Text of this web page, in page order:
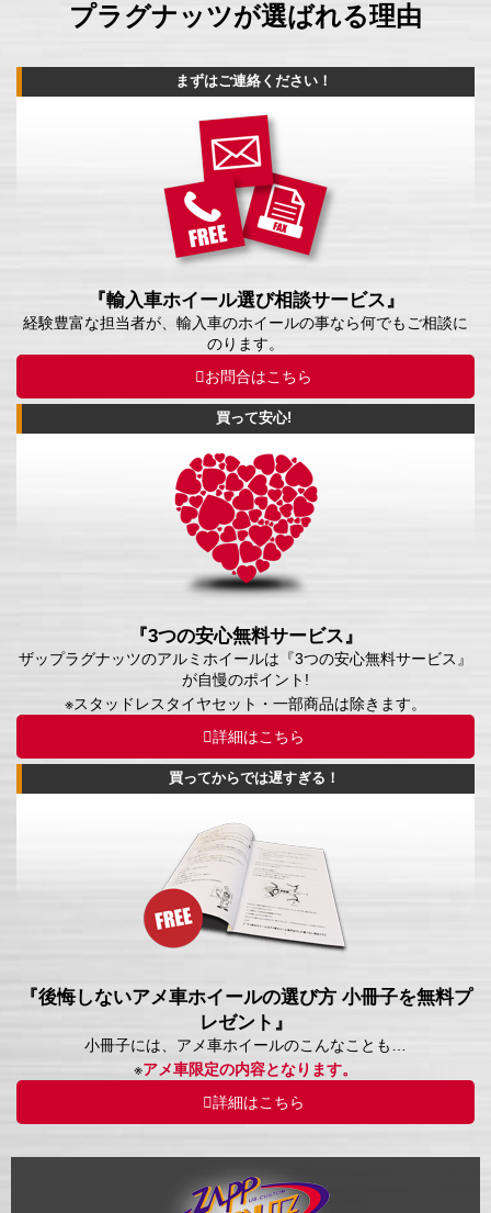
プラグナッツが選ばれる理由
まずはご連絡ください！
『輸入車ホイール選び相談サービス』
経験豊富な担当者が、輸入車のホイールの事なら何でもご相談に
のります。
お問合はこちら
買って安心!
『3つの安心無料サービス』
ザップラグナッツのアルミホイールは『3つの安心無料サービス』
が自慢のポイント!
※スタッドレスタイヤセット・一部商品は除きます。
詳細はこちら
買ってからでは遅すぎる！
『後悔しないアメ車ホイールの選び方 小冊子を無料プ
レゼント』
小冊子には、アメ車ホイールのこんなことも…
※アメ車限定の内容となります。
詳細はこちら